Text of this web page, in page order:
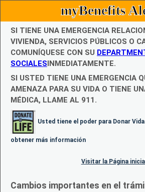
myBenefits
SI TIENE UNA EMERGENCIA
VIVIENDA, SERVICIOS PÚBLICOS O
COMUNÍQUESE CON SU
SOCIALESINMEDIATAMENTE.
SI USTED TIENE UNA EMERGENCIA
AMENAZA PARA SU VIDA O TIENE
MÉDICA, LLAME AL 911.
Usted tiene el poder para Donar
obtener más información
Visitar la Página
Cambios importantes en el